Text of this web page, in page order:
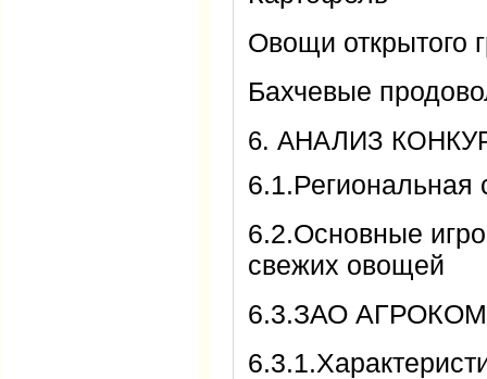
Овощи открытого
Бахчевые
6. АНАЛИЗ
6.1.Региональная
6.2.Основные
свежих овощей
6.3.ЗАО